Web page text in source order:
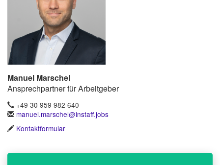
Manuel Marschel
Ansprechpartner für Arbeitgeber
+49 30 959 982 640
manuel.marschel@instaff.jobs
Kontaktformular